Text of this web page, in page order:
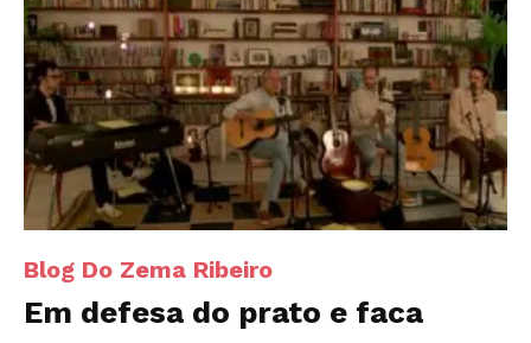
Blog Do Zema Ribeiro
Em defesa do prato e faca